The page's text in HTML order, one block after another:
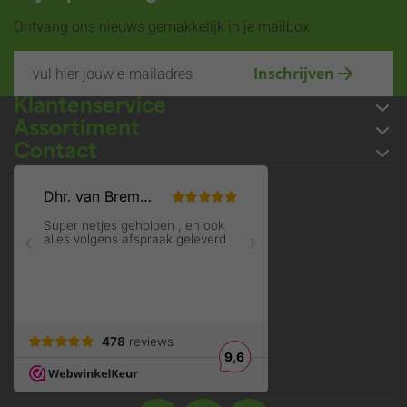
Ontvang ons nieuws gemakkelijk in je mailbox
Inschrijven
Klantenservice
Assortiment
Contact